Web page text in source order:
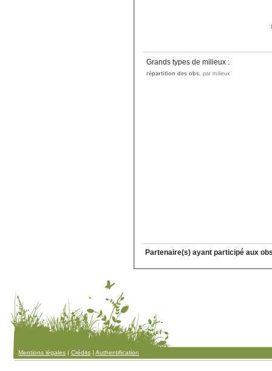
Grands types de milieux :
répartition des obs. par milieux
Partenaire(s) ayant participé aux
Mentions légales | Crédits | Authentification